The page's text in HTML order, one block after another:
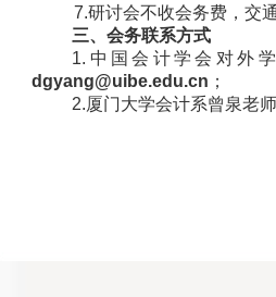
7.研讨会不收会务费，交
三、会务联系方式
1.中国会计学会对外
dgyang@uibe.edu.cn ；
2.厦门大学会计系曾泉老